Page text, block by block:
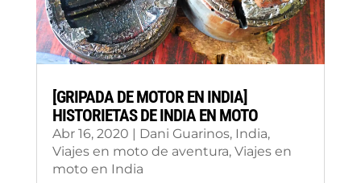
[GRIPADA DE MOTOR EN INDIA]
HISTORIETAS DE INDIA EN MOTO
Abr 16, 2020 Dani Guarinos, India,
Viajes en moto de aventura, Viajes en
moto en India